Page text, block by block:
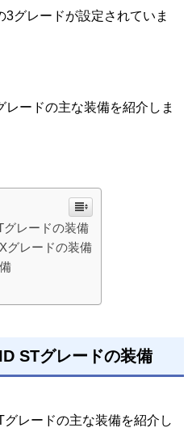
グレードが設定されていま
ードの主な装備を紹介しま
グレードの装備
グレードの装備
STグレードの装備
レードの主な装備を紹介し